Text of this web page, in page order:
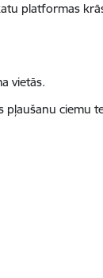
platformas
vietās.
ciemu